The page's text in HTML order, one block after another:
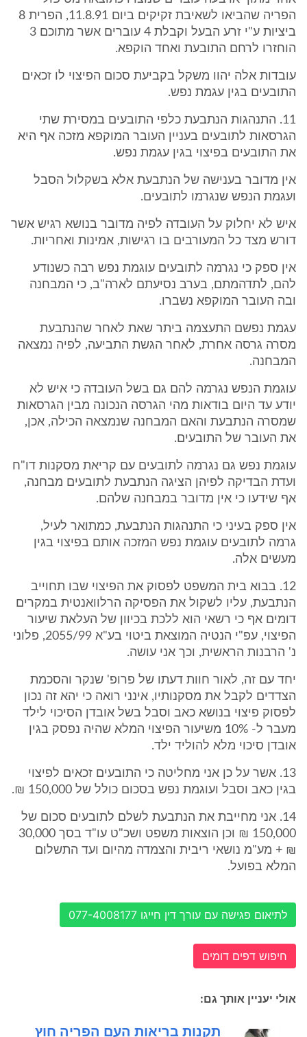
הפריה שהביאו לשאיבת זקיקים ביום 11.8.91, הפרית 8
ביציות ע"י זרע הבעל וקבלת 4 עוברים אשר מתוכם 3
הוחזרו לרחם התובעת ואחד הוקפא.
עובדות אלה יהוו משקל בקביעת סכום הפיצוי לו זכאים
התובעים בגין עגמת נפש.
11. התנהגות הנתבעת כלפי התובעים במסירת שתי
הגרסאות לתובעים בעניין העובר המוקפא מזכה אף היא
את התובעים בפיצוי בגין עגמת נפש.
אין מדובר בענישה של הנתבעת אלא בשקלול הסבל
ועגמת הנפש שנגרמו לתובעים.
איש לא יחלוק על העובדה לפיה מדובר בנושא רגיש אשר
דורש מצד כל המעורבים בו רגישות, אמינות ואחריות.
אין ספק כי נגרמה לתובעים עוגמת נפש רבה כשנודע
להם, לתדהמתם, בערב נסיעתם לארה"ב, כי המבחנה
ובה העובר המוקפא נשברו.
עגמת נפשם התעצמה ביתר שאת לאחר שהנתבעת
מסרה גרסה אחרת, לאחר הגשת התביעה, לפיה נמצאה
המבחנה.
עוגמת הנפש נגרמה להם גם בשל העובדה כי איש לא
יודע עד היום בודאות מהי הגרסה הנכונה מבין הגרסאות
שמסרה הנתבעת והאם המבחנה שנמצאה הכילה, אכן,
את העובר של התובעים.
עוגמת נפש גם נגרמה לתובעים עם קריאת מסקנות דו"ח
ועדת הבדיקה לפיהן הציגה הנתבעת לתובעים מבחנה,
אף שידעו כי אין מדובר במבחנה שלהם.
אין ספק בעיני כי התנהגות הנתבעת, כמתואר לעיל,
גרמה לתובעים עוגמת נפש המזכה אותם בפיצוי בגין
מעשים אלה.
12. בבוא בית המשפט לפסוק את הפיצוי שבו תחוייב
הנתבעת, עליו לשקול את הפסיקה הרלוואנטית במקרים
דומים אף כי רשאי הוא ללכת בכיוון של העלאת שיעור
הפיצוי, עפ"י הנטיה המוצאת ביטוי בע"א 2055/99, פלוני
נ' הרבנות הראשית, וכך אני עושה.
יחד עם זה, לאור חוות דעתו של פרופ' שנקר והסכמת
הצדדים לקבל את מסקנותיו, אינני רואה כי יהא זה נכון
לפסוק פיצוי בנושא כאב וסבל בשל אובדן הסיכוי לילד
מעבר ל- 10% משיעור הפיצוי המלא שהיה נפסק בגין
אובדן סיכוי מלא להוליד ילד.
13. אשר על כן אני מחליטה כי התובעים זכאים לפיצוי
בגין כאב וסבל ועוגמת נפש בסכום כולל של 150,000 ₪.
14. אני מחייבת את הנתבעת לשלם לתובעים סכום של
150,000 ₪ וכן הוצאות משפט ושכ"ט עו"ד בסך 30,000
₪ + מע"מ נושאי ריבית והצמדה מהיום ועד התשלום
המלא בפועל.
לתיאום פגישה עם עורך דין חייגו 077-4008177
חיפוש דפים דומים
אולי יעניין אותך גם:
תקנות בריאות העם הפריה חוץ